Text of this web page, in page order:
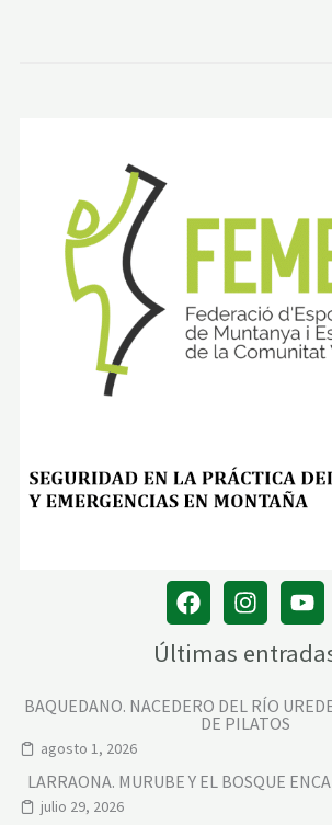
Últimas
BAQUEDANO. NACEDERO DEL RÍO
DE PILATOS
agosto 1, 2026
LARRAONA. MURUBE Y EL BOSQUE
julio 29, 2026